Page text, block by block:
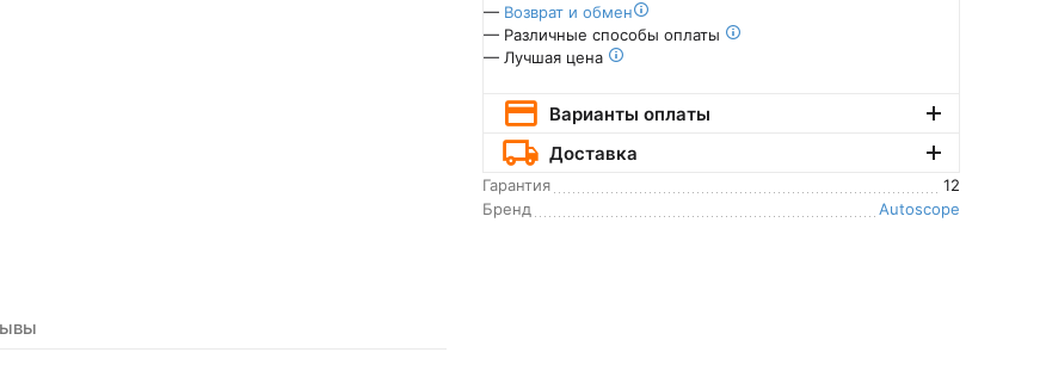
— Возврат и обмен
— Различные способы оплаты
— Лучшая цена
Варианты оплаты
Доставка
Гарантия
12
Бренд
Autoscope